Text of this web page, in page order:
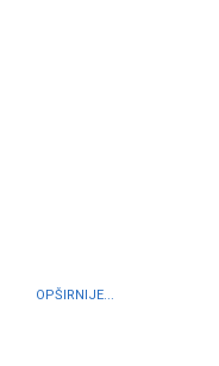
OPŠIRNIJE...